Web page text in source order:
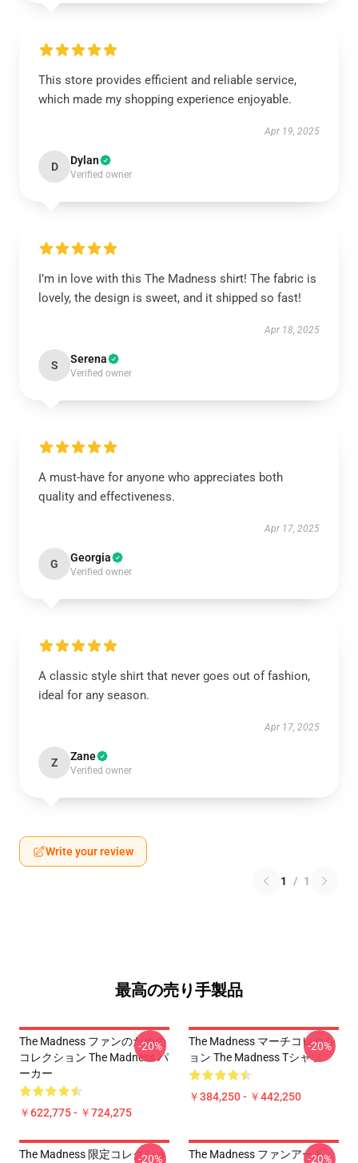
This store provides efficient and reliable service,
which made my shopping experience enjoyable.
Apr 19, 2025
D Dylan
Verified owner
I’m in love with this The Madness shirt! The fabric is
lovely, the design is sweet, and it shipped so fast!
Apr 18, 2025
S Serena
Verified owner
A must-have for anyone who appreciates both
quality and effectiveness.
Apr 17, 2025
G Georgia
Verified owner
A classic style shirt that never goes out of fashion,
ideal for any season.
Apr 17, 2025
Z Zane
Verified owner
Write your review
1 / 1
最高の売り手製品
The Madness ファンのための
コレクション The Madness パ
ーカー
￥622,775 - ￥724,275
-20%
The Madness マーチコレクシ
ョン The Madness Tシャツ
￥384,250 - ￥442,250
-20%
The Madness 限定コレクショ
-20%
The Madness ファンアート
-20%